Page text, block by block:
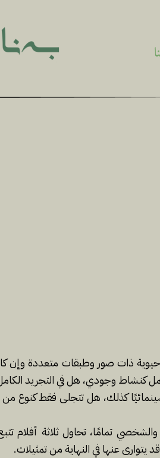
حيوية ذات صور وطبقات متعددة
كنشاط وجودي، هل في التجريد
كذلك، هل تتجلى فقط كنوع من
تمامًا، تحاول ثلاثة أفلام
يتوارى عنها في النهاية من تمثيلات.